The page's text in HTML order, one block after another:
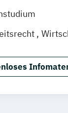
am Main